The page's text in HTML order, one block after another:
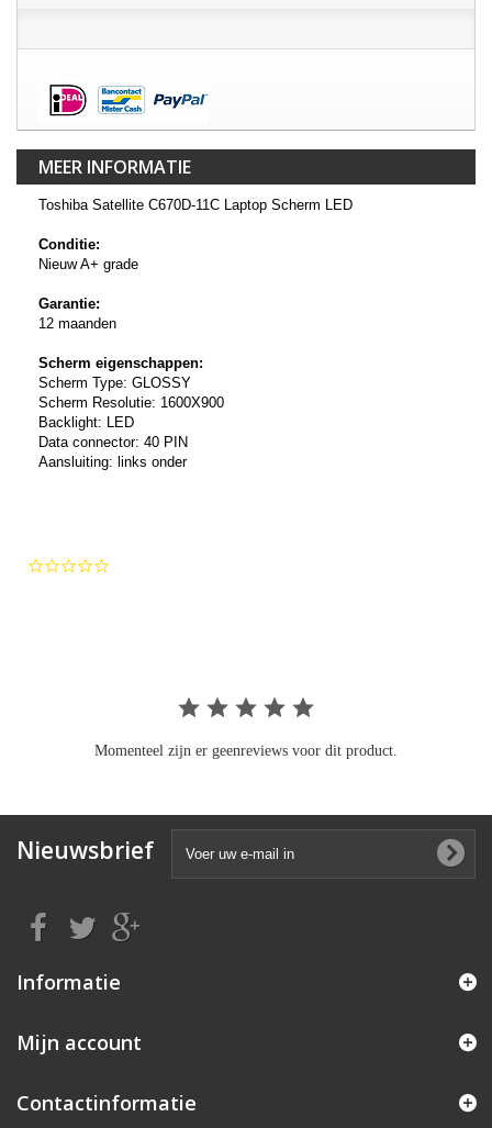
MEER INFORMATIE
Toshiba Satellite C670D-11C Laptop Scherm LED
Conditie:
Nieuw A+ grade
Garantie:
12 maanden
Scherm eigenschappen:
Scherm Type: GLOSSY
Scherm Resolutie: 1600X900
Backlight: LED
Data connector: 40 PIN
Aansluiting: links onder
Momenteel zijn er geenreviews voor dit product.
Nieuwsbrief
Informatie
Mijn account
Contactinformatie